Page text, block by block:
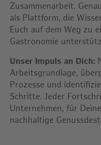
Zusammenarbeit.
als Plattform, die
Euch auf dem Weg zu
Gastronomie
Unser Impuls an Dich:
Arbeitsgrundlage,
Prozesse und
Schritte. Jeder
Unternehmen, für
nachhaltige